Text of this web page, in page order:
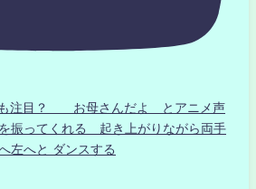
も注目？ お母さんだよ とアニメ声
振ってくれる 起き上がりながら両手
左へと ダンスする